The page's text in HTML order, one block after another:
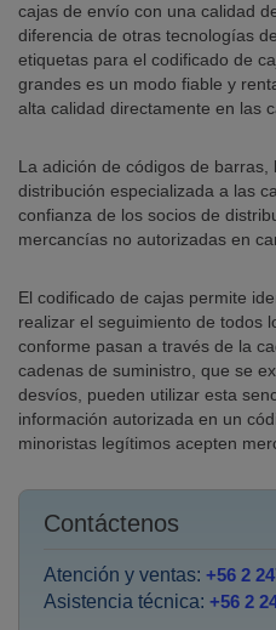
cajas de envío con una calidad
diferencia de otras tecnologías
etiquetas para el codificado de
grandes es un modo fiable y
alta calidad directamente en las
La adición de códigos de
distribución especializada a las
confianza de los socios de
mercancías no autorizadas en
El codificado de cajas permite
realizar el seguimiento de todos
conforme pasan a través de la
cadenas de suministro, que se
desvíos, pueden utilizar esta
información autorizada en un
minoristas legítimos acepten
Contáctenos
Atención y ventas: +56 2
Asistencia técnica: +56 2